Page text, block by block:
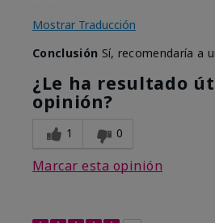
Mostrar Traducción
Conclusión Sí, recomendaría a
¿Le ha resultado
opinión?
1 0
Marcar esta opinión